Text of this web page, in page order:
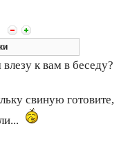
к вам в беседу?
свиную готовите,